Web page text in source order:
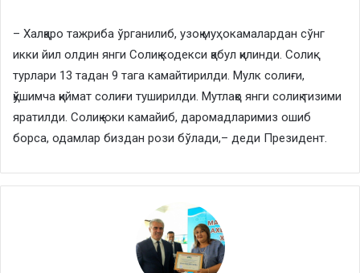
– Халқаро тажриба ўрганилиб, узоқ муҳокамалардан сўнг
икки йил олдин янги Солиқ кодекси қабул қилинди. Солиқ
турлари 13 тадан 9 тага камайтирилди. Мулк солиғи,
қўшимча қиймат солиғи туширилди. Мутлақо янги солиқ тизими
яратилди. Солиқ юки камайиб, даромадларимиз ошиб
борса, одамлар биздан рози бўлади,– деди Президент.